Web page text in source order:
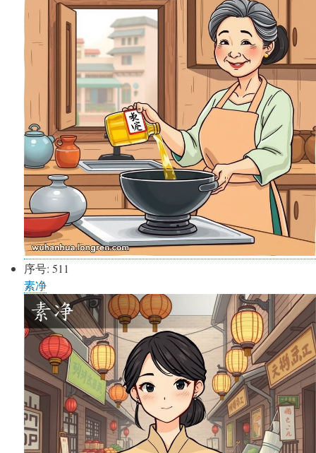
序号: 511
素净